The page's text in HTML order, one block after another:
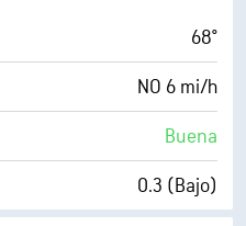
48° F
3 (Opaco)
83 %
10 mi
68°
NO 6 mi/h
Buena
0.3 (Bajo)